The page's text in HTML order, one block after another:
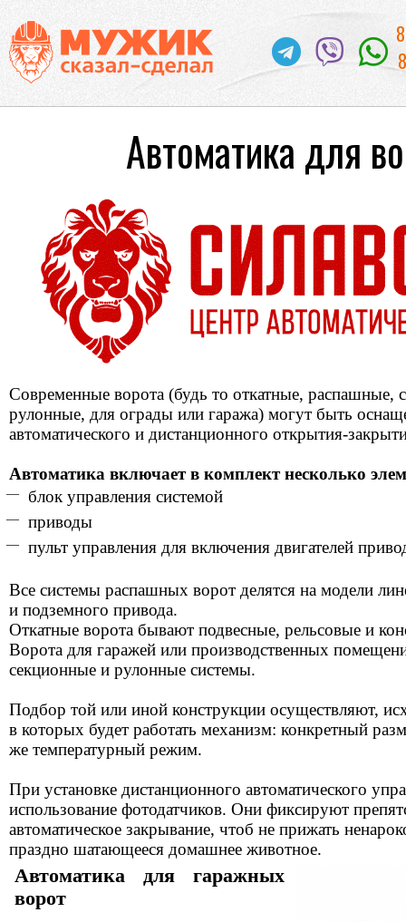
Автоматика для
Современные ворота (будь то откатные, распашные,
рулонные, для ограды или гаража) могут быть
автоматического и дистанционного открытия-
Автоматика включает в комплект несколько
блок управления системой
приводы
пульт управления для включения двигателей
Все системы распашных ворот делятся на модели
и подземного привода.
Откатные ворота бывают подвесные, рельсовые и
Ворота для гаражей или производственных
секционные и рулонные системы.
Подбор той или иной конструкции осуществляют,
в которых будет работать механизм: конкретный
же температурный режим.
При установке дистанционного автоматического
использование фотодатчиков. Они фиксируют
автоматическое закрывание, чтоб не прижать
праздно шатающееся домашнее животное.
Автоматика для гаражных
ворот